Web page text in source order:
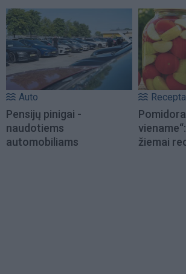
Auto
Pensijų pinigai -
naudotiems
automobiliams
žiemai